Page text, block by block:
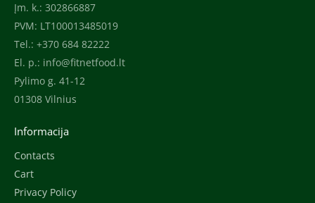
Įm. k.: 302866887
PVM: LT100013485019
Tel.: +370 684 82222
El. p.: info@fitnetfood.lt
Pylimo g. 41-12
01308 Vilnius
Informacija
Contacts
Cart
Privacy Policy